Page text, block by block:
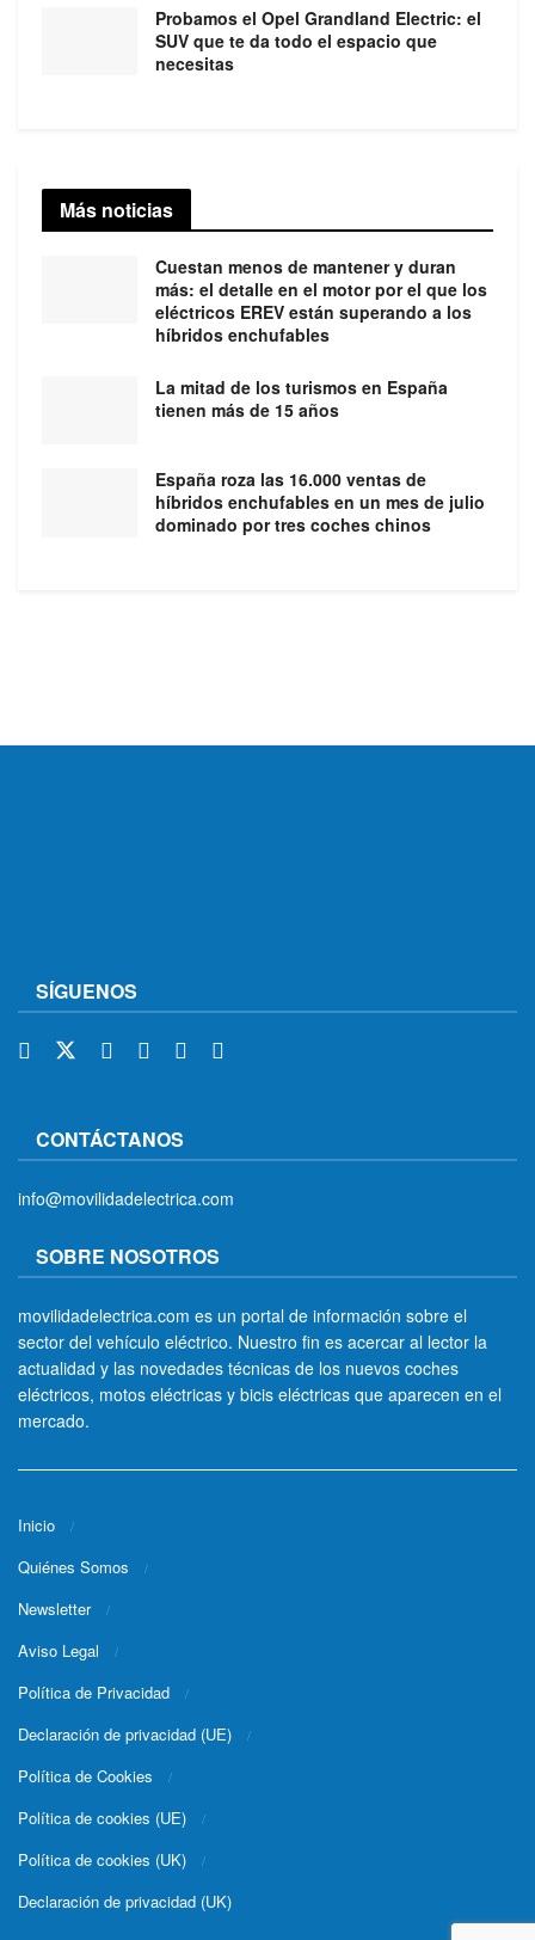
Probamos el Opel Grandland Electric: el
SUV que te da todo el espacio que
necesitas
Más noticias
Cuestan menos de mantener y duran
más: el detalle en el motor por el que los
eléctricos EREV están superando a los
híbridos enchufables
La mitad de los turismos en España
tienen más de 15 años
España roza las 16.000 ventas de
híbridos enchufables en un mes de julio
dominado por tres coches chinos
SÍGUENOS
CONTÁCTANOS
info@movilidadelectrica.com
SOBRE NOSOTROS
movilidadelectrica.com es un portal de información sobre el
sector del vehículo eléctrico. Nuestro fin es acercar al lector la
actualidad y las novedades técnicas de los nuevos coches
eléctricos, motos eléctricas y bicis eléctricas que aparecen en el
mercado.
Inicio
Quiénes Somos
Newsletter
Aviso Legal
Política de Privacidad
Declaración de privacidad (UE)
Política de Cookies
Política de cookies (UE)
Política de cookies (UK)
Declaración de privacidad (UK)